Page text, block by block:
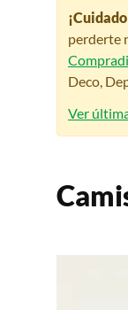
perderte
Deco,
Ver